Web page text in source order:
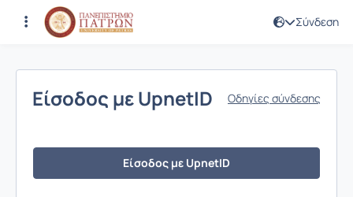
Σύνδεση
Σύνδεση
Είσοδος με UpnetID Οδηγίες σύνδεσης
Είσοδος με UpnetID